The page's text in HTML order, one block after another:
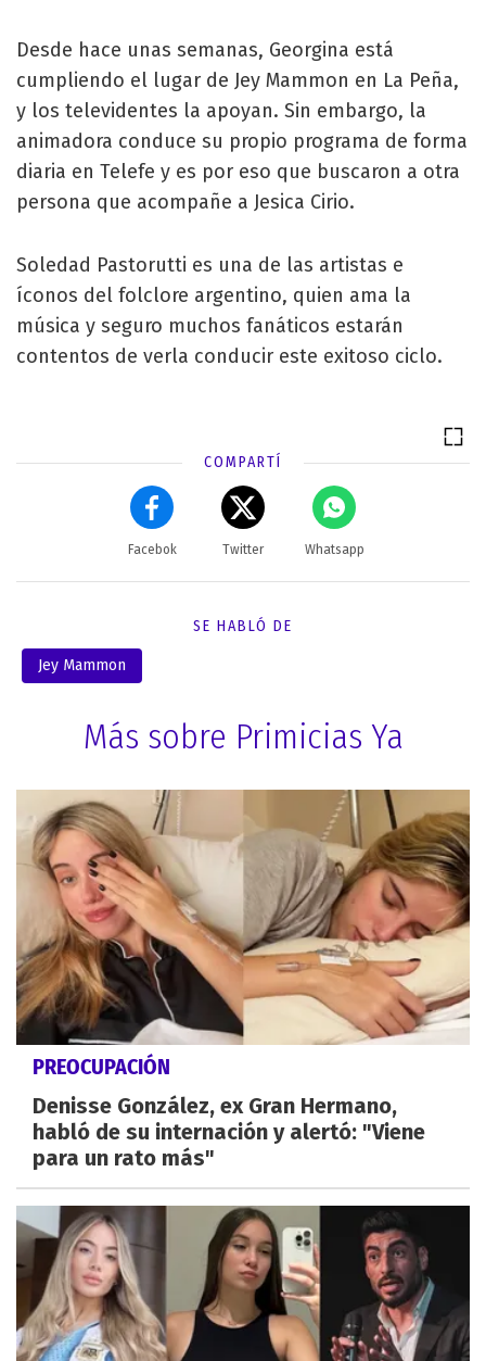
Desde hace unas semanas, Georgina está
cumpliendo el lugar de Jey Mammon en La Peña,
y los televidentes la apoyan. Sin embargo, la
animadora conduce su propio programa de forma
diaria en Telefe y es por eso que buscaron a otra
persona que acompañe a Jesica Cirio.
Soledad Pastorutti es una de las artistas e
íconos del folclore argentino, quien ama la
música y seguro muchos fanáticos estarán
contentos de verla conducir este exitoso ciclo.
COMPARTÍ
Facebok Twitter Whatsapp
SE HABLÓ DE
Jey Mammon
Más sobre Primicias Ya
PREOCUPACIÓN
Denisse González, ex Gran Hermano,
habló de su internación y alertó: "Viene
para un rato más"